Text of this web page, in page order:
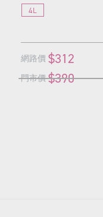
4L
網路價 $312
門市價 $390